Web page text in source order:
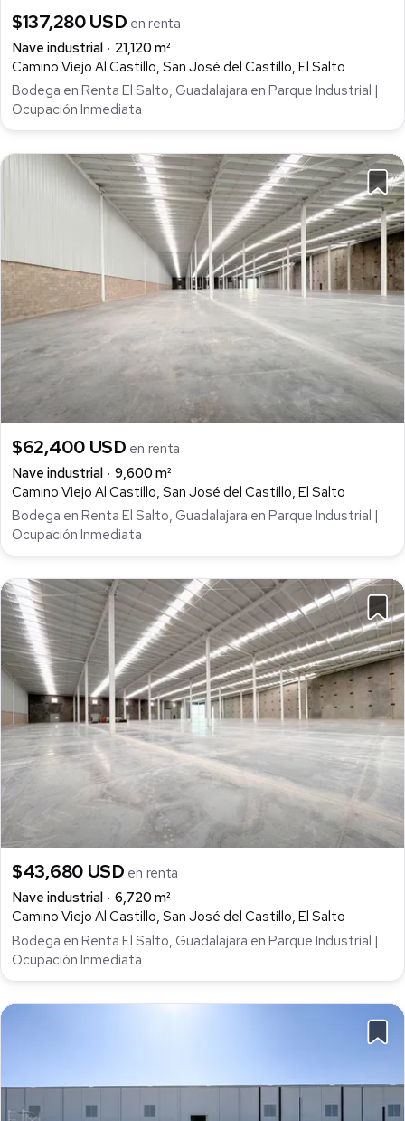
$137,280 USD en renta
Nave industrial
21,120 m²
Camino Viejo Al Castillo, San José del Castillo, El Salto
Bodega en Renta El Salto, Guadalajara en Parque Industrial |
Ocupación Inmediata
$62,400 USD en renta
Nave industrial
9,600 m²
Camino Viejo Al Castillo, San José del Castillo, El Salto
Bodega en Renta El Salto, Guadalajara en Parque Industrial |
Ocupación Inmediata
$43,680 USD en renta
Nave industrial
6,720 m²
Camino Viejo Al Castillo, San José del Castillo, El Salto
Bodega en Renta El Salto, Guadalajara en Parque Industrial |
Ocupación Inmediata